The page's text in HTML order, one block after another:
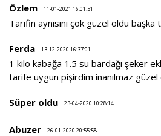
Özlem 11-01-2021 16:01:51
Tarifin aynısını çok güzel oldu
Ferda 13-12-2020 16:37:01
1 kilo kabağa 1.5 su bardağı şeker
tarife uygun pişirdim inanılmaz
Süper oldu 23-04-2020 10:28:14
Abuzer 26-01-2020 20:55:58